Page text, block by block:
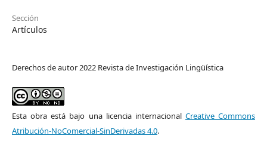
Sección
Artículos
Derechos de autor 2022 Revista de Investigación Lingüística
Esta obra está bajo una licencia internacional Creative Commons
Atribución-NoComercial-SinDerivadas 4.0.